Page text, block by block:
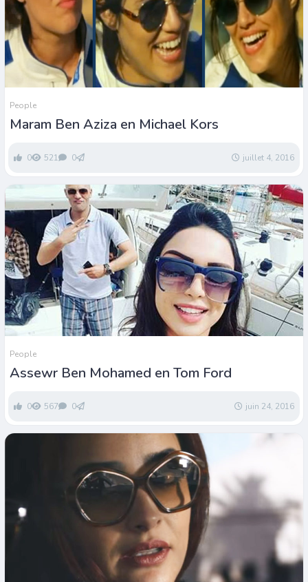
People
Maram Ben Aziza en Michael Kors
0 521 0 juillet 4, 2016
People
Assewr Ben Mohamed en Tom Ford
0 567 0 juin 24, 2016